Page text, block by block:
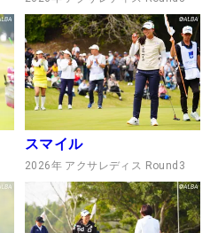
スマイル
2026年 アクサレディス Round3